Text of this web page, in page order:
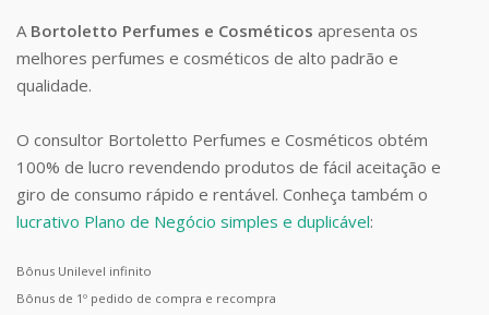
A Bortoletto Perfumes e Cosméticos apresenta os
melhores perfumes e cosméticos de alto padrão e
qualidade.
O consultor Bortoletto Perfumes e Cosméticos obtém
100% de lucro revendendo produtos de fácil aceitação e
giro de consumo rápido e rentável. Conheça também o
lucrativo Plano de Negócio simples e duplicável:
Bônus Unilevel infinito
Bônus de 1º pedido de compra e recompra